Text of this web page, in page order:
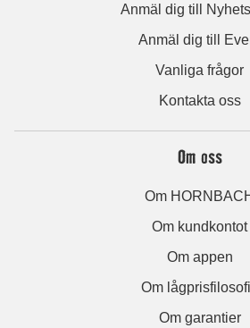
Anmäl dig till
Anmäl dig till
Vanliga frågor
Kontakta oss
Om oss
Om
Om kundkontot
Om appen
Om
Om garantier